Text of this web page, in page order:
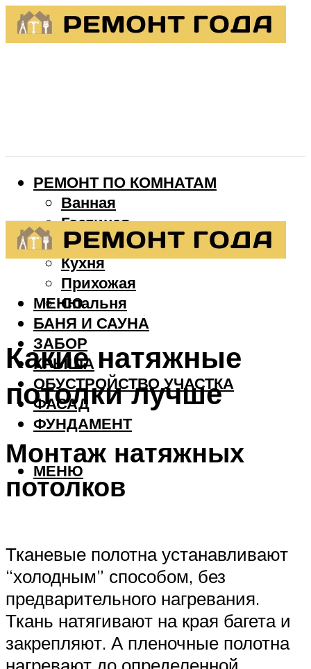
РЕМОНТ ПО КОМНАТАМ
Ванная
Гостиная
Детская
Кухня
Прихожая
Спальня
БАНЯ И САУНА
ЗАБОР
КРЫША
ОБУСТРОЙСТВО УЧАСТКА
ФАСАД
ФУНДАМЕНТ
МЕНЮ
МЕНЮ
Какие натяжные
потолки лучше
Монтаж натяжных
потолков
Тканевые полотна устанавливают
“холодным” способом, без
предварительного нагревания.
Ткань натягивают на края багета и
закрепляют. А пленочные полотна